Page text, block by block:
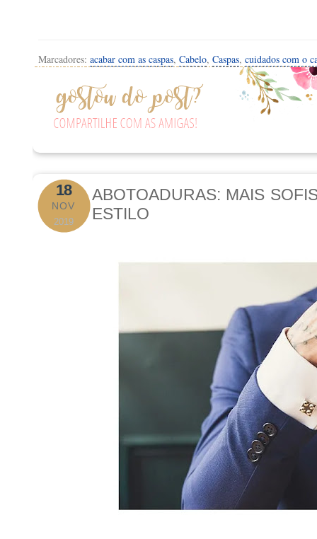
Marcadores: acabar com as caspas, Cabelo, Caspas, cuidados com o
18
NOV
2019
ABOTOADURAS: MAIS
ESTILO